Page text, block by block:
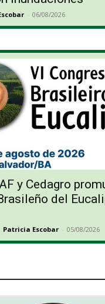
- 06/08/2026
y Cedagro
del
Patricia Escobar - 05/08/2026